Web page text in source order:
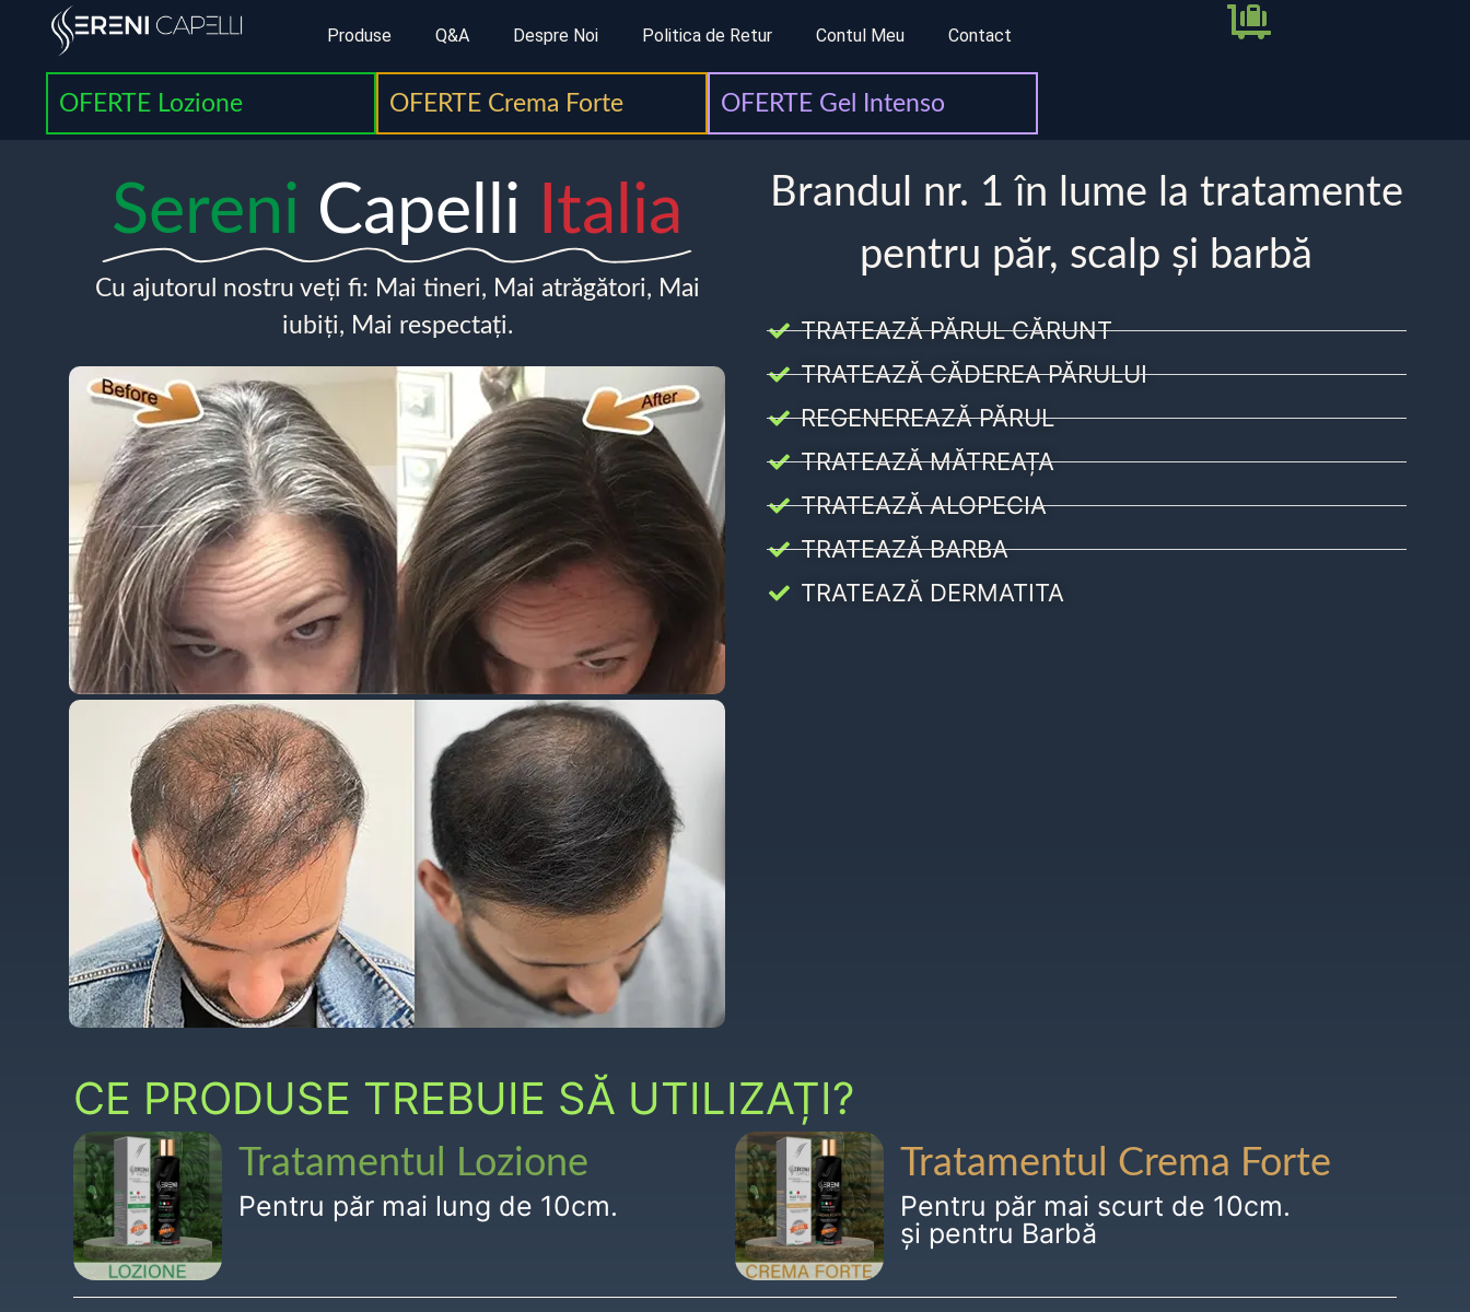
Produse Q&A Despre Noi Politica de Retur Contul Meu Contact
OFERTE Lozione OFERTE Crema Forte OFERTE Gel Intenso
Sereni Capelli Italia
Cu ajutorul nostru veți fi: Mai tineri, Mai atrăgători, Mai
iubiți, Mai respectați.
Brandul nr. 1 în lume la tratamente
pentru păr, scalp și barbă
TRATEAZĂ PĂRUL CĂRUNT
TRATEAZĂ CĂDEREA PĂRULUI
REGENEREAZĂ PĂRUL
TRATEAZĂ MĂTREAȚA
TRATEAZĂ ALOPECIA
TRATEAZĂ BARBA
TRATEAZĂ DERMATITA
CE PRODUSE TREBUIE SĂ UTILIZAȚI?
Tratamentul Lozione
Pentru păr mai lung de 10cm.
Tratamentul Crema Forte
Pentru păr mai scurt de 10cm.
și pentru Barbă